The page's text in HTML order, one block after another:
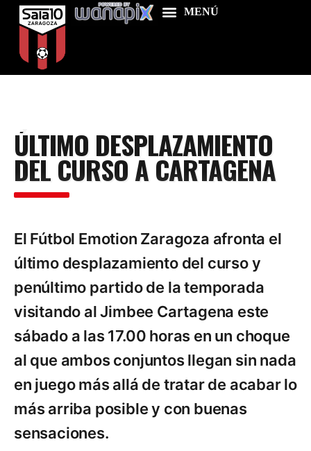
Food & Drink
Features
News
ÚLTIMO DESPLAZAMIENTO
DEL CURSO A CARTAGENA
El Fútbol Emotion Zaragoza afronta el
último desplazamiento del curso y
penúltimo partido de la temporada
visitando al Jimbee Cartagena este
sábado a las 17.00 horas en un choque
al que ambos conjuntos llegan sin nada
en juego más allá de tratar de acabar lo
más arriba posible y con buenas
sensaciones.